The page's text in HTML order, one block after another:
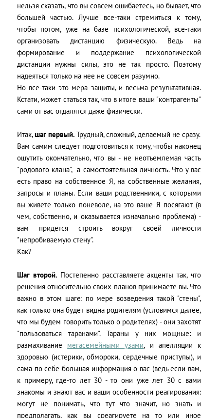
нельзя сказать, что вы совсем ошибаетесь, но бывает, что
большей частью. Лучше все-таки стремиться к тому,
чтобы потом, уже на базе психологической, все-таки
организовать дистанцию физическую. Ведь на
формирование и поддержание психологической
дистанции нужны силы, это не так просто. Поэтому
надеяться только на нее не совсем разумно.
Но все-таки это мера защиты, и весьма результативная.
Кстати, может статься так, что в итоге ваши "контрагенты"
сами от вас отдалятся даже физически.
Итак,шаг первый. Трудный, сложный, делаемый не сразу.
Вам самим следует подготовиться к тому, чтобы наконец
ощутить окончательно, что вы - не неотъемлемая часть
"родового клана", а самостоятельная личность. Что у вас
есть право на собственное Я, на собственные желания,
запросы и планы. Если ваши родственники, с которыми
вы живете только поневоле, на это ваше Я посягают (в
чем, собственно, и оказывается изначально проблема) -
вам придется строить вокруг своей личности
"непробиваемую стену".
Как?
Шаг второй. Постепенно расставляете акценты так, что
решения относительно своих планов принимаете вы. Что
важно в этом шаге: по мере возведения такой "стены",
как только она будет видна родителям (условимся далее,
что мы будем говорить только о родителях) - они захотят
"пользоваться таранами". Тараны у них мощные: и
размахивание мегасемейными узами, и апелляции к
здоровью (истерики, обмороки, сердечные приступы), и
сама по себе большая информация о вас (ведь если вам,
к примеру, где-то лет 30 - то они уже лет 30 с вами
знакомы и знают вас и ваши особенности реагирования:
могут не понимать, что тут что значит, но знать и
предполагать, как вы среагируете на то или иное